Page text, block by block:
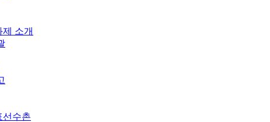
소개
선수촌